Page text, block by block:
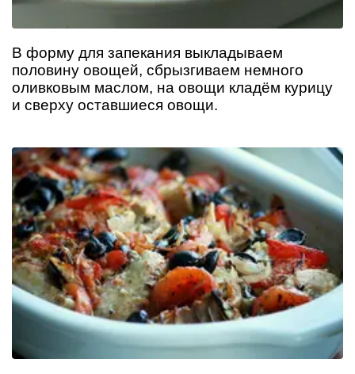
В форму для запекания выкладываем
половину овощей, сбрызгиваем немного
оливковым маслом, на овощи кладём курицу
и сверху оставшиеся овощи.